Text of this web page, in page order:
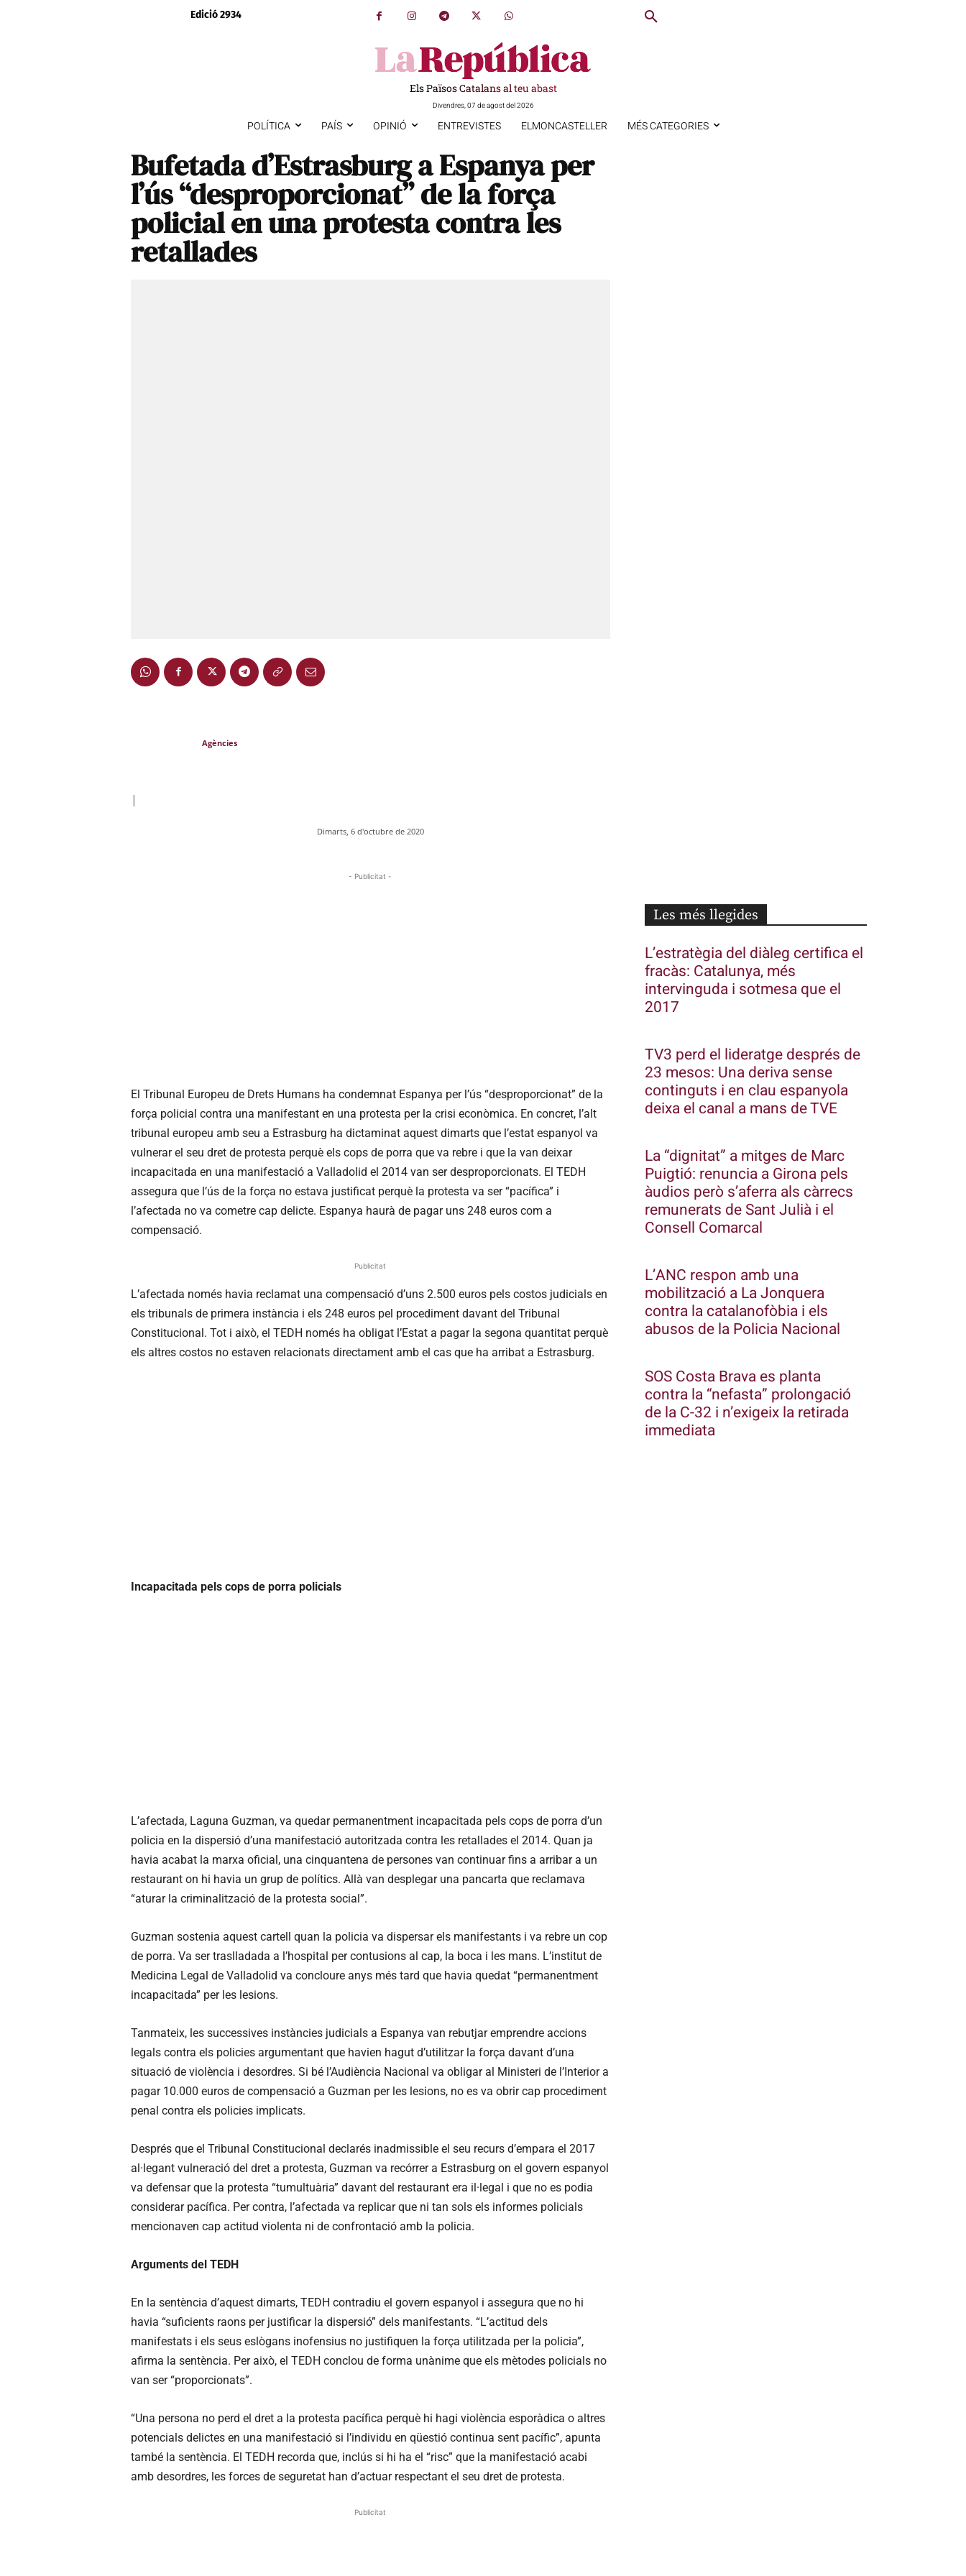
Edició 2934
Els Països Catalans al teu abast
Divendres, 07 de agost del 2026
POLÍTICA PAÍS OPINIÓ ENTREVISTES ELMONCASTELLER MÉS CATEGORIES
Bufetada d’Estrasburg a Espanya per
l’ús “desproporcionat” de la força
policial en una protesta contra les
retallades
Agències
|
Dimarts, 6 d'octubre de 2020
- Publicitat -
El Tribunal Europeu de Drets Humans ha condemnat Espanya per l’ús “desproporcionat” de la
força policial contra una manifestant en una protesta per la crisi econòmica. En concret, l’alt
tribunal europeu amb seu a Estrasburg ha dictaminat aquest dimarts que l’estat espanyol va
vulnerar el seu dret de protesta perquè els cops de porra que va rebre i que la van deixar
incapacitada en una manifestació a Valladolid el 2014 van ser desproporcionats. El TEDH
assegura que l’ús de la força no estava justificat perquè la protesta va ser “pacífica” i
l’afectada no va cometre cap delicte. Espanya haurà de pagar uns 248 euros com a
compensació.
Publicitat
L’afectada només havia reclamat una compensació d’uns 2.500 euros pels costos judicials en
els tribunals de primera instància i els 248 euros pel procediment davant del Tribunal
Constitucional. Tot i això, el TEDH només ha obligat l’Estat a pagar la segona quantitat perquè
els altres costos no estaven relacionats directament amb el cas que ha arribat a Estrasburg.
Incapacitada pels cops de porra policials
L’afectada, Laguna Guzman, va quedar permanentment incapacitada pels cops de porra d’un
policia en la dispersió d’una manifestació autoritzada contra les retallades el 2014. Quan ja
havia acabat la marxa oficial, una cinquantena de persones van continuar fins a arribar a un
restaurant on hi havia un grup de polítics. Allà van desplegar una pancarta que reclamava
“aturar la criminalització de la protesta social”.
Guzman sostenia aquest cartell quan la policia va dispersar els manifestants i va rebre un cop
de porra. Va ser traslladada a l’hospital per contusions al cap, la boca i les mans. L’institut de
Medicina Legal de Valladolid va concloure anys més tard que havia quedat “permanentment
incapacitada” per les lesions.
Tanmateix, les successives instàncies judicials a Espanya van rebutjar emprendre accions
legals contra els policies argumentant que havien hagut d’utilitzar la força davant d’una
situació de violència i desordres. Si bé l’Audiència Nacional va obligar al Ministeri de l’Interior a
pagar 10.000 euros de compensació a Guzman per les lesions, no es va obrir cap procediment
penal contra els policies implicats.
Després que el Tribunal Constitucional declarés inadmissible el seu recurs d’empara el 2017
al·legant vulneració del dret a protesta, Guzman va recórrer a Estrasburg on el govern espanyol
va defensar que la protesta “tumultuària” davant del restaurant era il·legal i que no es podia
considerar pacífica. Per contra, l’afectada va replicar que ni tan sols els informes policials
mencionaven cap actitud violenta ni de confrontació amb la policia.
Arguments del TEDH
En la sentència d’aquest dimarts, TEDH contradiu el govern espanyol i assegura que no hi
havia “suficients raons per justificar la dispersió” dels manifestants. “L’actitud dels
manifestats i els seus eslògans inofensius no justifiquen la força utilitzada per la policia”,
afirma la sentència. Per això, el TEDH conclou de forma unànime que els mètodes policials no
van ser “proporcionats”.
“Una persona no perd el dret a la protesta pacífica perquè hi hagi violència esporàdica o altres
potencials delictes en una manifestació si l’individu en qüestió continua sent pacífic”, apunta
també la sentència. El TEDH recorda que, inclús si hi ha el “risc” que la manifestació acabi
amb desordres, les forces de seguretat han d’actuar respectant el seu dret de protesta.
Publicitat
Les més llegides
L’estratègia del diàleg certifica el
fracàs: Catalunya, més
intervinguda i sotmesa que el
2017
TV3 perd el lideratge després de
23 mesos: Una deriva sense
continguts i en clau espanyola
deixa el canal a mans de TVE
La “dignitat” a mitges de Marc
Puigtió: renuncia a Girona pels
àudios però s’aferra als càrrecs
remunerats de Sant Julià i el
Consell Comarcal
L’ANC respon amb una
mobilització a La Jonquera
contra la catalanofòbia i els
abusos de la Policia Nacional
SOS Costa Brava es planta
contra la “nefasta” prolongació
de la C-32 i n’exigeix la retirada
immediata